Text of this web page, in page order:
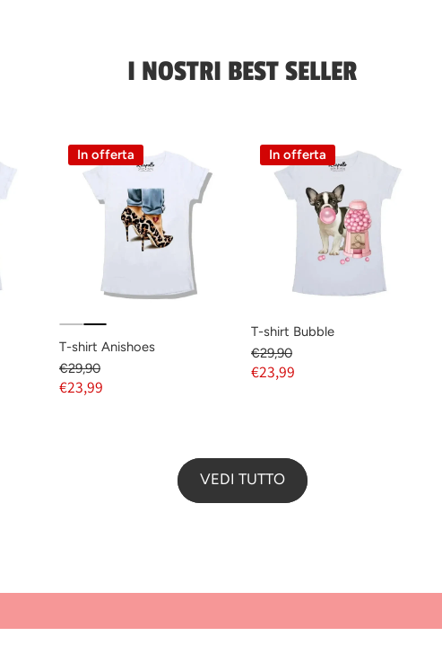
I NOSTRI BEST SELLER
In offerta
T-shirt Anishoes
€29,90
€23,99
In offerta
T-shirt Bubble
€29,90
€23,99
VEDI TUTTO